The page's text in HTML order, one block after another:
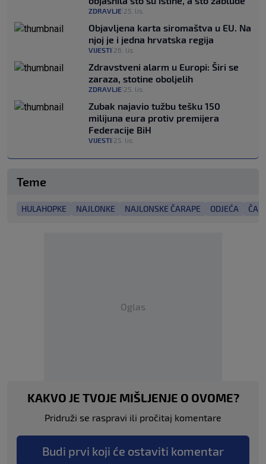
ZDRAVLJE 25. lis.
Objavljena karta siromaštva u EU. Na
njoj je i jedna hrvatska regija
VIJESTI 26. lis.
Zdravstveni alarm u Europi: Širi se
zaraza, stotine oboljelih
ZDRAVLJE 25. lis.
Zubak najavio tužbu tešku 150
milijuna eura protiv premijera
Federacije BiH
VIJESTI 25. lis.
Teme
HULAHOPKE NAJLONKE NAJLONSKE ČARAPE ODJEĆA
Oglas
KAKVO JE TVOJE MIŠLJENJE O OVOME?
Pridruži se raspravi ili pročitaj komentare
Budi prvi koji će ostaviti komentar